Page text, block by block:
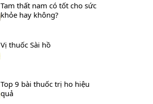
Tam thất nam có tốt cho sức
khỏe hay không?
Vị thuốc Sài hồ
Top 9 bài thuốc trị ho hiệu
quả